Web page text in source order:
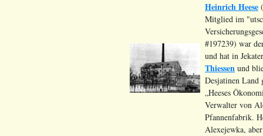
Heinrich Heese
Mitglied im
#197239) war
und hat in
Thiessen und
Desjatinen Land
„Heeses
Verwalter von
Pfannenfabrik.
Alexejewka,